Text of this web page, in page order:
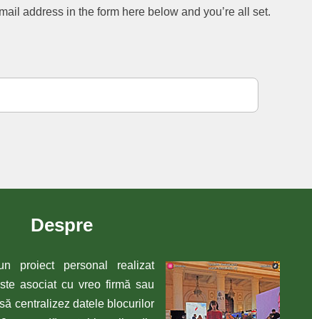
address in the form here below and you’re all set.
Despre
proiect personal realizat
asociat cu vreo firmă sau
centralizez datele blocurilor